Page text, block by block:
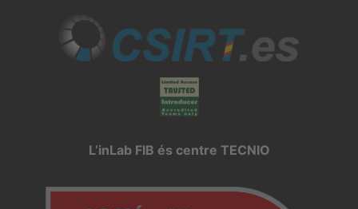
L’inLab FIB és centre TECNIO